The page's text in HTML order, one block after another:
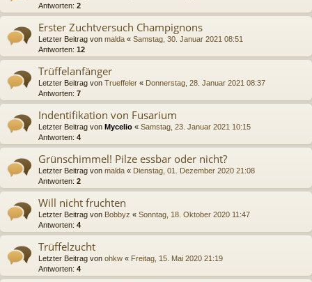
Antworten: 2
Erster Zuchtversuch Champignons
Letzter Beitrag von malda « Samstag, 30. Januar 2021 08:51
Antworten: 12
Trüffelanfänger
Letzter Beitrag von Trueffeler « Donnerstag, 28. Januar 2021 08:37
Antworten: 7
Indentifikation von Fusarium
Letzter Beitrag von Mycelio « Samstag, 23. Januar 2021 10:15
Antworten: 4
Grünschimmel! Pilze essbar oder nicht?
Letzter Beitrag von malda « Dienstag, 01. Dezember 2020 21:08
Antworten: 2
Will nicht fruchten
Letzter Beitrag von Bobbyz « Sonntag, 18. Oktober 2020 11:47
Antworten: 4
Trüffelzucht
Letzter Beitrag von ohkw « Freitag, 15. Mai 2020 21:19
Antworten: 4